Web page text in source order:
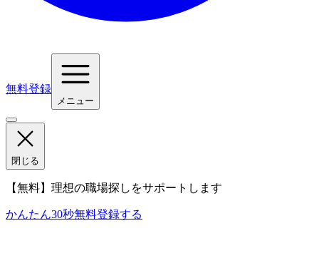
無料登録
メニュー
閉じる
【無料】理想の職場探しをサポートします
かんたん30秒無料登録する